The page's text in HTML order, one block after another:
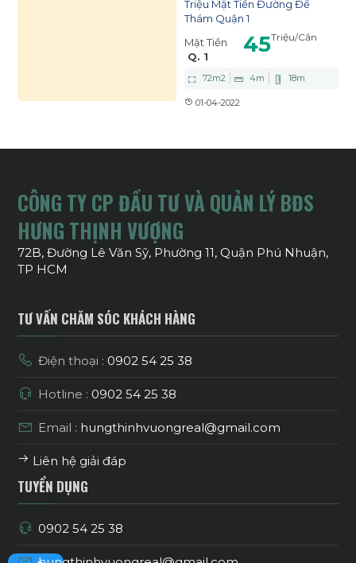
Triệu Mặt Tiền Đường Đề
Thám Quận 1
Mặt Tiền
Q. 1
45Triệu/Căn
72m2 4m 18m
01-04-2022
CÔNG TY CP ĐẦU TƯ VÀ QUẢN LÝ BĐS
HƯNG THỊNH VƯỢNG
72B, Đường Lê Văn Sỹ, Phường 11, Quận Phú Nhuận,
TP HCM
TƯ VẤN CHĂM SÓC KHÁCH HÀNG
Điện thoại : 0902 54 25 38
Hotline : 0902 54 25 38
Email : hungthinhvuongreal@gmail.com
Liên hệ giải đáp
TUYỂN DỤNG
0902 54 25 38